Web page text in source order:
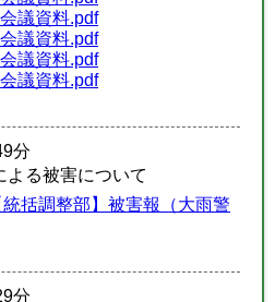
議資料.pdf
議資料.pdf
議資料.pdf
議資料.pdf
分
よる被害について
括調整部】被害報（大雨警
分